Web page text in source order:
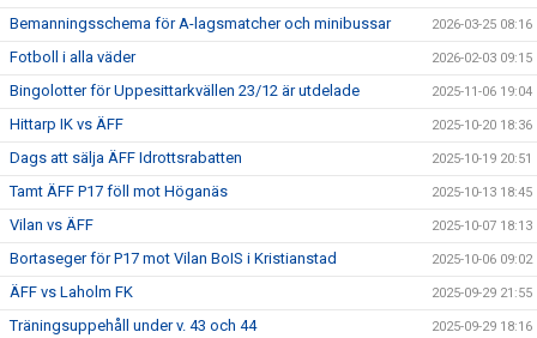
Bemanningsschema för A-lagsmatcher och minibussar 2026-03-25 08:16
Fotboll i alla väder 2026-02-03 09:15
Bingolotter för Uppesittarkvällen 23/12 är utdelade 2025-11-06 19:04
Hittarp IK vs ÄFF 2025-10-20 18:36
Dags att sälja ÄFF Idrottsrabatten 2025-10-19 20:51
Tamt ÄFF P17 föll mot Höganäs 2025-10-13 18:45
Vilan vs ÄFF 2025-10-07 18:13
Bortaseger för P17 mot Vilan BoIS i Kristianstad 2025-10-06 09:02
ÄFF vs Laholm FK 2025-09-29 21:55
Träningsuppehåll under v. 43 och 44 2025-09-29 18:16